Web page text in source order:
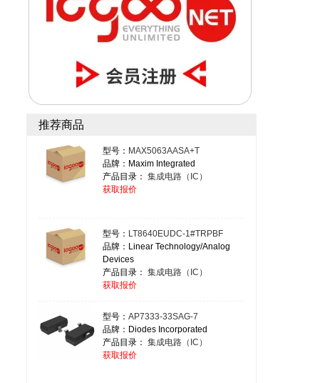
推荐商品
型号： MAX5063AASA+T
品牌：Maxim Integrated
产品目录： 集成电路（IC）
获取报价
型号： LT8640EUDC-1#TRPBF
品牌：Linear Technology/Analog
Devices
产品目录： 集成电路（IC）
获取报价
型号： AP7333-33SAG-7
品牌：Diodes Incorporated
产品目录： 集成电路（IC）
获取报价